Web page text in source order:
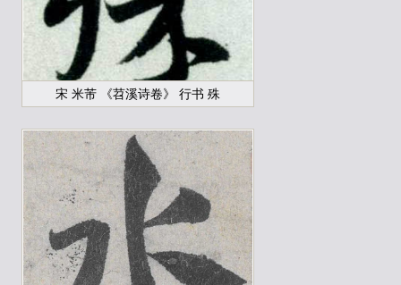
宋 米芾 《苕溪诗卷》 行书 殊